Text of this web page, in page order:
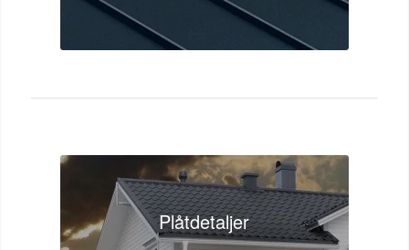
Plåtdetaljer